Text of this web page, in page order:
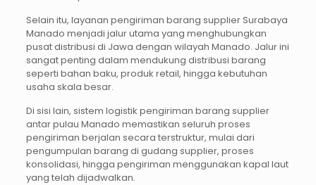
Selain itu, layanan pengiriman barang supplier Surabaya
Manado menjadi jalur utama yang menghubungkan
pusat distribusi di Jawa dengan wilayah Manado. Jalur ini
sangat penting dalam mendukung distribusi barang
seperti bahan baku, produk retail, hingga kebutuhan
usaha skala besar.
Di sisi lain, sistem logistik pengiriman barang supplier
antar pulau Manado memastikan seluruh proses
pengiriman berjalan secara terstruktur, mulai dari
pengumpulan barang di gudang supplier, proses
konsolidasi, hingga pengiriman menggunakan kapal laut
yang telah dijadwalkan.